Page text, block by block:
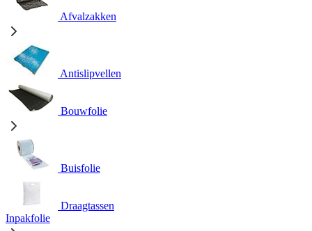
Afvalzakken
Antislipvellen
Bouwfolie
Buisfolie
Draagtassen
Inpakfolie